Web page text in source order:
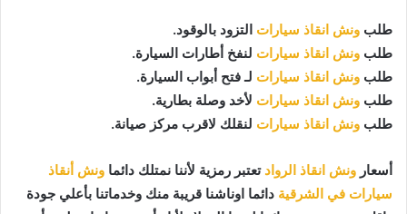
طلب ونش انقاذ سيارات التزود بالوقود.
طلب ونش انقاذ سيارات لنفخ أطارات السيارة.
طلب ونش انقاذ سيارات لـ فتح أبواب السيارة.
طلب ونش انقاذ سيارات لأخد وصلة بطارية.
طلب ونش انقاذ سيارات لنقلك لاقرب مركز صيانة.
أسعار ونش انقاذ الرواد تعتبر رمزية لأننا نمتلك دائما ونش أنقاذ
سيارات في الشرقية دائما اوناشنا قريبة منك وخدماتنا بأعلي جودة